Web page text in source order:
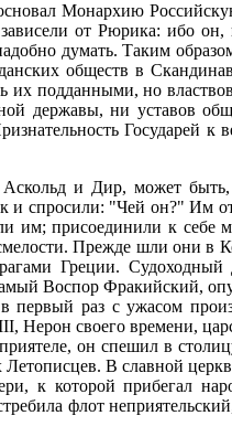
Монархию
от Рюрика: ибо он,
думать. Таким
обществ в
подданными, но
державы, ни уставов
Государей к
и Дир, может
спросили: "Чей он?" Им
им; присоединили к себе
Прежде шли они в
Греции.
Воспор Фракийский,
первый раз с ужасом
своего времени,
он спешил в
В славной
к которой прибегал
флот